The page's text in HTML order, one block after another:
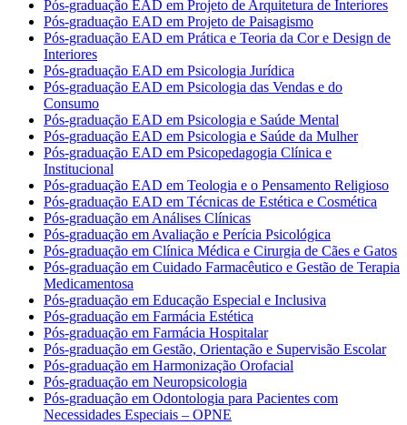
Pós-graduação EAD em Projeto de Arquitetura de Interiores
Pós-graduação EAD em Projeto de Paisagismo
Pós-graduação EAD em Prática e Teoria da Cor e Design de
Interiores
Pós-graduação EAD em Psicologia Jurídica
Pós-graduação EAD em Psicologia das Vendas e do
Consumo
Pós-graduação EAD em Psicologia e Saúde Mental
Pós-graduação EAD em Psicologia e Saúde da Mulher
Pós-graduação EAD em Psicopedagogia Clínica e
Institucional
Pós-graduação EAD em Teologia e o Pensamento Religioso
Pós-graduação EAD em Técnicas de Estética e Cosmética
Pós-graduação em Análises Clínicas
Pós-graduação em Avaliação e Perícia Psicológica
Pós-graduação em Clínica Médica e Cirurgia de Cães e Gatos
Pós-graduação em Cuidado Farmacêutico e Gestão de Terapia
Medicamentosa
Pós-graduação em Educação Especial e Inclusiva
Pós-graduação em Farmácia Estética
Pós-graduação em Farmácia Hospitalar
Pós-graduação em Gestão, Orientação e Supervisão Escolar
Pós-graduação em Harmonização Orofacial
Pós-graduação em Neuropsicologia
Pós-graduação em Odontologia para Pacientes com
Necessidades Especiais – OPNE